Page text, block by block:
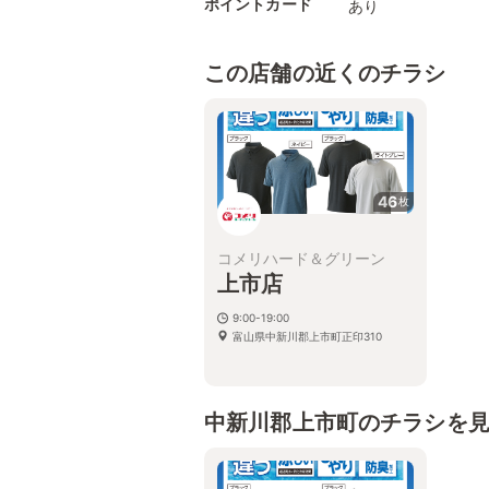
ポイントカード あり
この店舗の近くのチラシ
46枚
コメリハード＆グリーン
上市店
9:00-19:00
富山県中新川郡上市町正印310
中新川郡上市町のチラシを